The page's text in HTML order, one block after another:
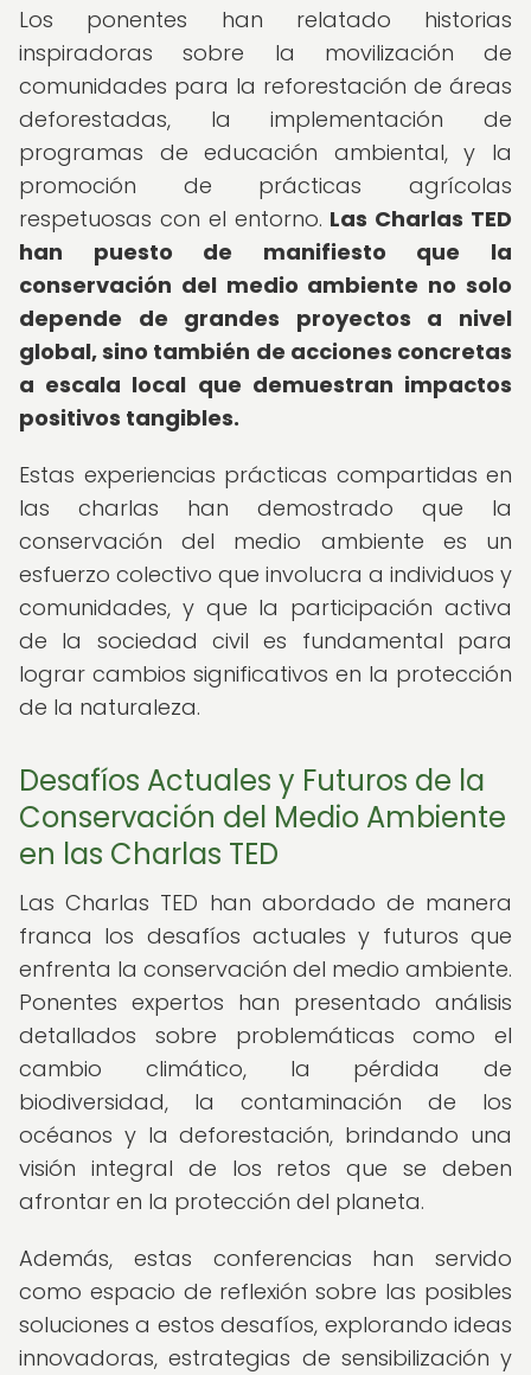
Los ponentes han relatado historias
inspiradoras sobre la movilización de
comunidades para la reforestación de áreas
deforestadas, la implementación de
programas de educación ambiental, y la
promoción de prácticas agrícolas
respetuosas con el entorno. Las Charlas TED
han puesto de manifiesto que la
conservación del medio ambiente no solo
depende de grandes proyectos a nivel
global, sino también de acciones concretas
a escala local que demuestran impactos
positivos tangibles.
Estas experiencias prácticas compartidas en
las charlas han demostrado que la
conservación del medio ambiente es un
esfuerzo colectivo que involucra a individuos y
comunidades, y que la participación activa
de la sociedad civil es fundamental para
lograr cambios significativos en la protección
de la naturaleza.
Desafíos Actuales y Futuros de la
Conservación del Medio Ambiente
en las Charlas TED
Las Charlas TED han abordado de manera
franca los desafíos actuales y futuros que
enfrenta la conservación del medio ambiente.
Ponentes expertos han presentado análisis
detallados sobre problemáticas como el
cambio climático, la pérdida de
biodiversidad, la contaminación de los
océanos y la deforestación, brindando una
visión integral de los retos que se deben
afrontar en la protección del planeta.
Además, estas conferencias han servido
como espacio de reflexión sobre las posibles
soluciones a estos desafíos, explorando ideas
innovadoras, estrategias de sensibilización y